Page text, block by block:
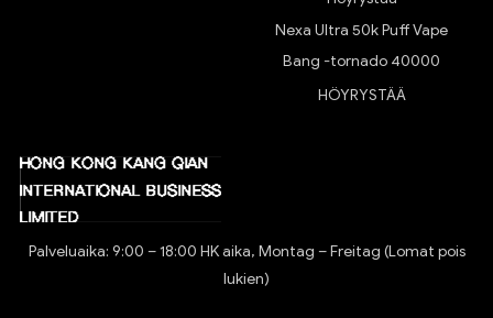
Nexa Ultra 50k Puff Vape
Bang -tornado 40000
HÖYRYSTÄÄ
Palveluaika: 9:00 – 18:00 HK aika, Montag – Freitag (Lomat pois
lukien)